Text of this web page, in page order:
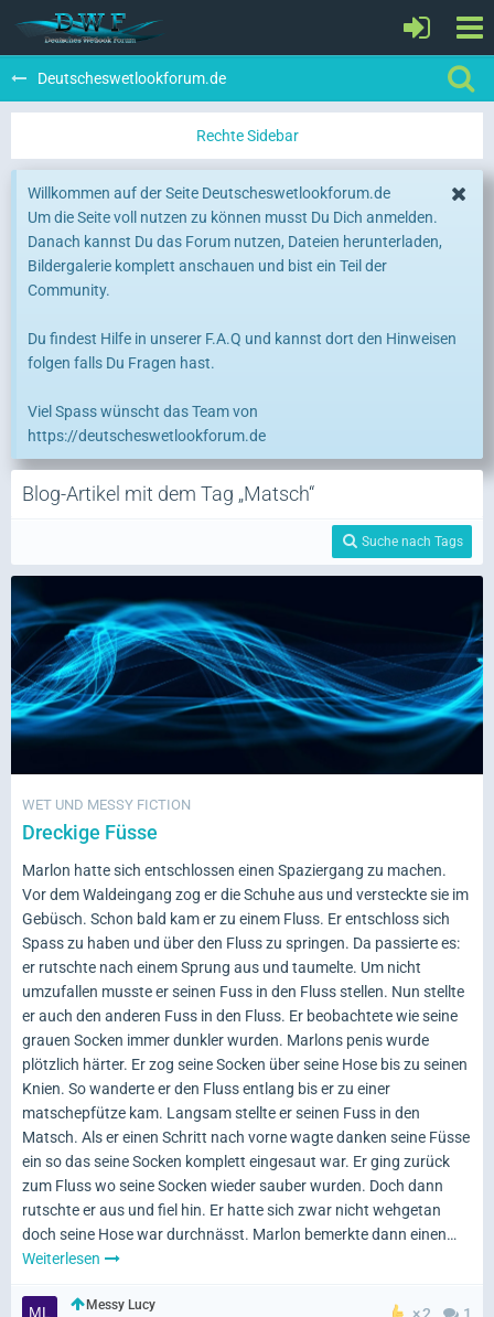
Deutscheswetlookforum.de
Willkommen auf der Seite Deutscheswetlookforum.de
Um die Seite voll nutzen zu können musst Du Dich anmelden.
Danach kannst Du das Forum nutzen, Dateien herunterladen,
Bildergalerie komplett anschauen und bist ein Teil der
Community.
Du findest Hilfe in unserer F.A.Q und kannst dort den Hinweisen
folgen falls Du Fragen hast.
Viel Spass wünscht das Team von
https://deutscheswetlookforum.de
Blog-Artikel mit dem Tag „Matsch“
Suche nach Tags
WET UND MESSY FICTION
Dreckige Füsse
Marlon hatte sich entschlossen einen Spaziergang zu machen.
Vor dem Waldeingang zog er die Schuhe aus und versteckte sie im
Gebüsch. Schon bald kam er zu einem Fluss. Er entschloss sich
Spass zu haben und über den Fluss zu springen. Da passierte es:
er rutschte nach einem Sprung aus und taumelte. Um nicht
umzufallen musste er seinen Fuss in den Fluss stellen. Nun stellte
er auch den anderen Fuss in den Fluss. Er beobachtete wie seine
grauen Socken immer dunkler wurden. Marlons penis wurde
plötzlich härter. Er zog seine Socken über seine Hose bis zu seinen
Knien. So wanderte er den Fluss entlang bis er zu einer
matschepfütze kam. Langsam stellte er seinen Fuss in den
Matsch. Als er einen Schritt nach vorne wagte danken seine Füsse
ein so das seine Socken komplett eingesaut war. Er ging zurück
zum Fluss wo seine Socken wieder sauber wurden. Doch dann
rutschte er aus und fiel hin. Er hatte sich zwar nicht wehgetan
doch seine Hose war durchnässt. Marlon bemerkte dann einen…
Weiterlesen
Messy Lucy
2 1